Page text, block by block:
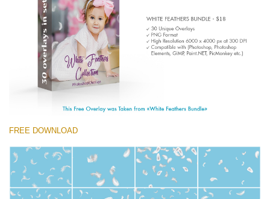
(1783 Overlays)
Large 6000*4000px
無料ダウンロード
FREE DOWNLOAD